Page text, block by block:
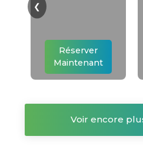
Réserver
Maintenant
❮
Voir encore